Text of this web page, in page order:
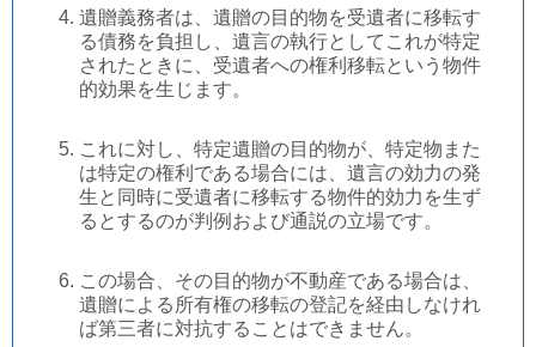
遺贈義務者は、遺贈の目的物を受遺者に移転す
る債務を負担し、遺言の執行としてこれが特定
されたときに、受遺者への権利移転という物件
的効果を生じます。
これに対し、特定遺贈の目的物が、特定物また
は特定の権利である場合には、遺言の効力の発
生と同時に受遺者に移転する物件的効力を生ず
るとするのが判例および通説の立場です。
この場合、その目的物が不動産である場合は、
遺贈による所有権の移転の登記を経由しなけれ
ば第三者に対抗することはできません。